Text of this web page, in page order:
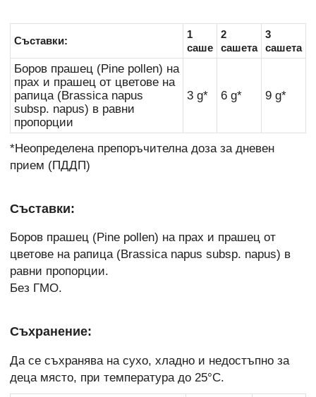
Съставки:
1
саше
2
сашета
3
сашета
Боров прашец (Pine pollen) на
прах и прашец от цветове на
рапица (Brassica napus
subsp. napus) в равни
пропорции
3 g* 6 g* 9 g*
*Неопределена препоръчителна доза за дневен
прием (ПДДП)
Съставки:
Боров прашец (Pine pollen) на прах и прашец от
цветове на рапица (Brassica napus subsp. napus) в
равни пропорции.
Без ГМО.
Съхранение:
Да се съхранява на сухо, хладно и недостъпно за
деца място, при температура до 25°C.